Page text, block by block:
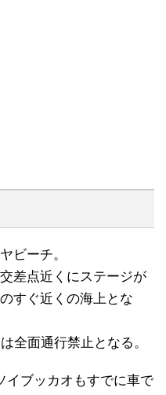
ビーチ。
差点近くにステージが
すぐ近くの海上とな
全面通行禁止となる。
イブッカオもすでに車で